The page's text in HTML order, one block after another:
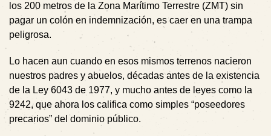
los 200 metros de la Zona Marítimo Terrestre (ZMT) sin
pagar un colón en indemnización, es caer en una trampa
peligrosa.
Lo hacen aun cuando en esos mismos terrenos nacieron
nuestros padres y abuelos, décadas antes de la existencia
de la Ley 6043 de 1977, y mucho antes de leyes como la
9242, que ahora los califica como simples “poseedores
precarios” del dominio público.